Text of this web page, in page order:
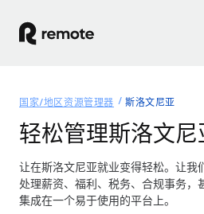
产品
全球招聘
全球薪资管理
轻松运行合规薪资
覆盖全球
资源
国家/地区资源管理器 斯洛文尼亚
轻松管理斯洛文
让在斯洛文尼亚就业变得轻松。让我
处理薪资、福利、税务、合规事务，
集成在一个易于使用的平台上。